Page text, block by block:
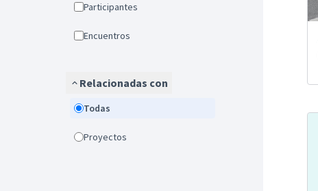
Participantes
Encuentros
Relacionadas con
Todas
Proyectos